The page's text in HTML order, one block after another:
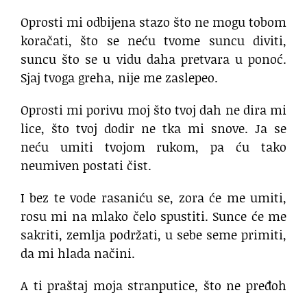
Oprosti mi odbijena stazo što ne mogu tobom
koračati, što se neću tvome suncu diviti,
suncu što se u vidu daha pretvara u ponoć.
Sjaj tvoga greha, nije me zaslepeo.
Oprosti mi porivu moj što tvoj dah ne dira mi
lice, što tvoj dodir ne tka mi snove. Ja se
neću umiti tvojom rukom, pa ću tako
neumiven postati čist.
I bez te vode rasaniću se, zora će me umiti,
rosu mi na mlako čelo spustiti. Sunce će me
sakriti, zemlja podržati, u sebe seme primiti,
da mi hlada načini.
A ti praštaj moja stranputice, što ne pređoh